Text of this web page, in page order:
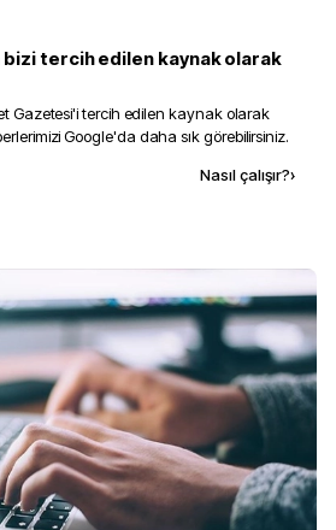
tercih edilen kaynak olarak
Gazetesi'i tercih edilen kaynak olarak
Google'da daha sık görebilirsiniz.
Nasıl çalışır?›